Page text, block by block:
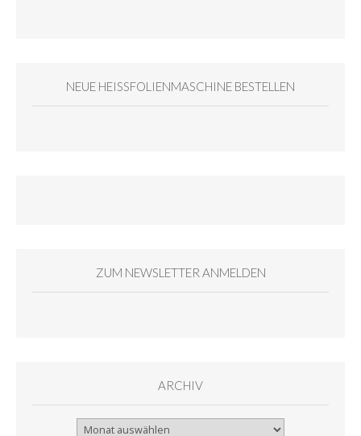
NEUE HEISSFOLIENMASCHINE BESTELLEN
ZUM NEWSLETTER ANMELDEN
ARCHIV
Archiv